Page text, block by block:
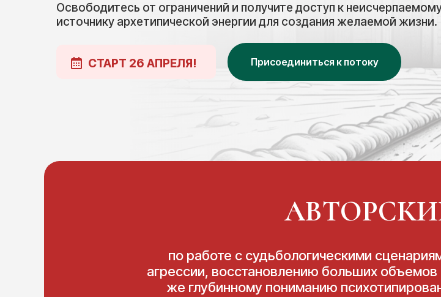
Освободитесь от ограничений и получите доступ к
источнику архетипической энергии для создания желаемой жизни.
Присоединиться к потоку
СТАРТ 26 АПРЕЛЯ!
по работе с судьбологическими
агрессии, восстановлению больших
же глубинному пониманию